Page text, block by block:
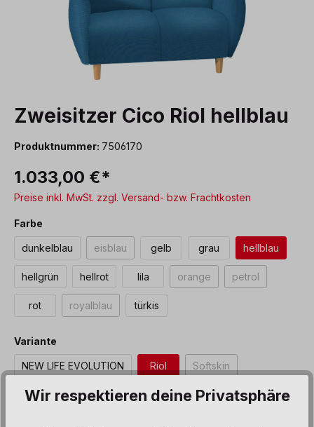
Zweisitzer Cico Riol hellblau
Produktnummer: 7506170
1.033,00 €*
Preise inkl. MwSt. zzgl. Versand- bzw. Frachtkosten
Farbe
dunkelblau eisblau(Diese Option ist zurzeit nicht verfügbar.)
gelb grau hellblau
hellgrün hellrot lila orange(Diese Option ist zurzeit
petrol(Diese Option
rot royalblau(Diese Option ist zurzeit nicht verfügbar.)
türkis
Variante
NEW LIFE EVOLUTION Riol Softskin(Diese Option ist zurzeit
Produkt Anzahl: Gib denIn den Warenkorb
Wir respektieren deine Privatsphäre